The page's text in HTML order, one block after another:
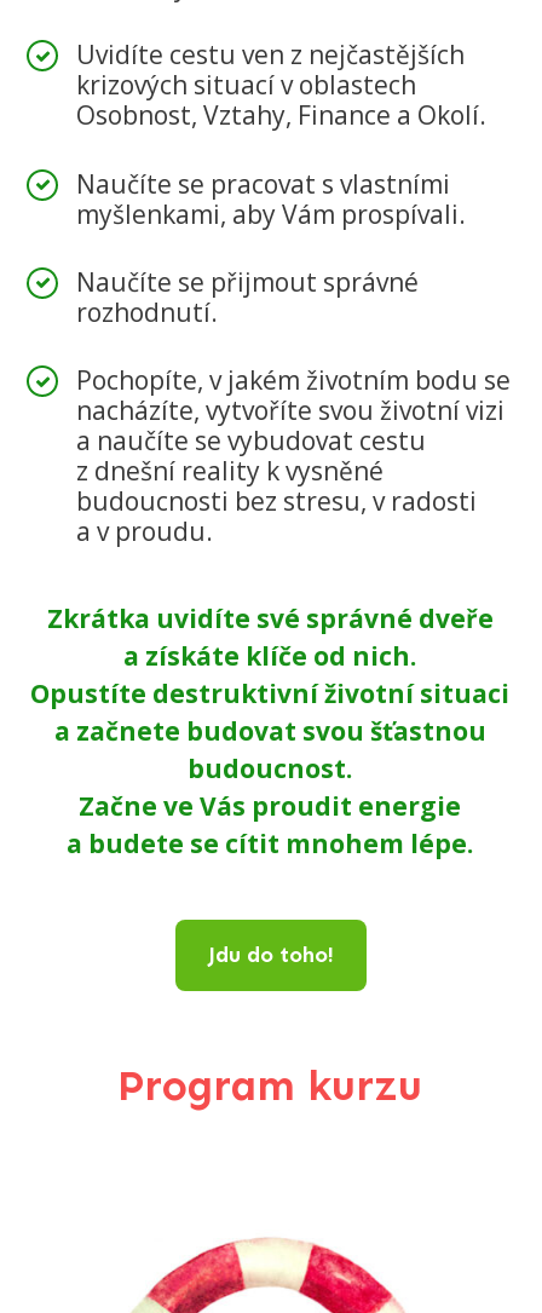
Uvidíte cestu ven z nejčastějších
krizových situací v oblastech
Osobnost, Vztahy, Finance a Okolí.
Naučíte se pracovat s vlastními
myšlenkami, aby Vám prospívali.
Naučíte se přijmout správné
rozhodnutí.
Pochopíte, v jakém životním bodu se
nacházíte, vytvoříte svou životní vizi
a naučíte se vybudovat cestu
z dnešní reality k vysněné
budoucnosti bez stresu, v radosti
a v proudu.
Zkrátka uvidíte své správné dveře
a získáte klíče od nich.
Opustíte destruktivní životní situaci
a začnete budovat svou šťastnou
budoucnost.
Začne ve Vás proudit energie
a budete se cítit mnohem lépe.
Jdu do toho!
Program kurzu